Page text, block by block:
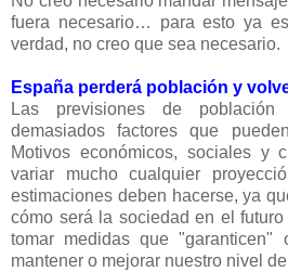
fuera necesario… para esto ya
verdad, no creo que sea necesario.
España perderá población y
Las previsiones de
demasiados factores que
Motivos económicos, sociales y
variar mucho cualquier
estimaciones deben hacerse, ya
cómo será la sociedad en el
tomar medidas que
mantener o mejorar nuestro nivel